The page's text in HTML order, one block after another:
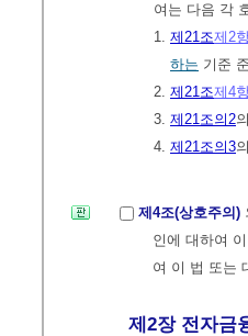
여는 다음 각
1. 제21조제2
하는 기준
2. 제21조제4
3. 제21조의2
4. 제21조의3
제4조(상호주의)
인에 대하여
여 이 법 또는
제2장 전자금융